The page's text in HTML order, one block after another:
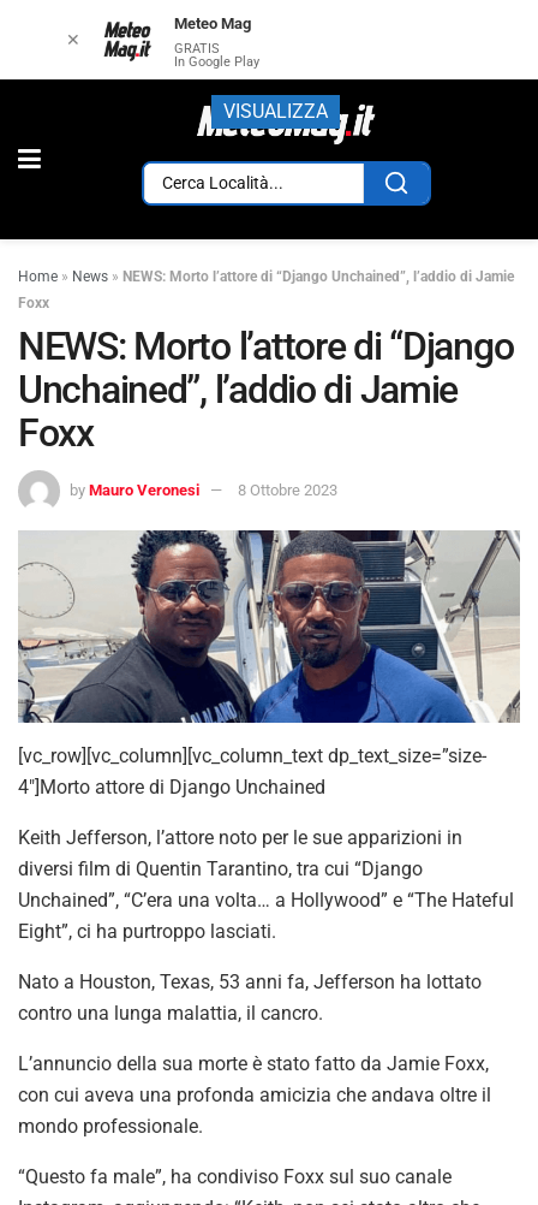
Home » News » NEWS: Morto l’attore di “Django Unchained”, l’addio di Jamie
Foxx
NEWS: Morto l’attore di “Django
Unchained”, l’addio di Jamie
Foxx
by Mauro Veronesi 8 Ottobre 2023
[vc_row][vc_column][vc_column_text dp_text_size=”size-
4″]Morto attore di Django Unchained
Keith Jefferson, l’attore noto per le sue apparizioni in
diversi film di Quentin Tarantino, tra cui “Django
Unchained”, “C’era una volta… a Hollywood” e “The Hateful
Eight”, ci ha purtroppo lasciati.
Nato a Houston, Texas, 53 anni fa, Jefferson ha lottato
contro una lunga malattia, il cancro.
L’annuncio della sua morte è stato fatto da Jamie Foxx,
con cui aveva una profonda amicizia che andava oltre il
mondo professionale.
“Questo fa male”, ha condiviso Foxx sul suo canale
✕
Meteo Mag
GRATIS
In Google Play
VISUALIZZA